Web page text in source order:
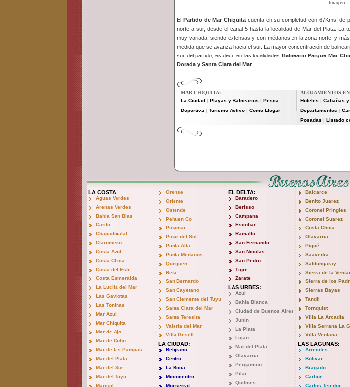
Imagen
El Partido de Mar Chiquita cuenta en su completud con 67Kms. de
norte a sur, desde el canal 5 hasta la localidad de Mar del Plata. La
muy variada, siendo extensas y con médanos en la zona norte, y
medida que se avanza hacia el sur. La mayor concentración de
sur del partido, es decir en las localidades Balneario Parque Mar
Dorada y Santa Clara del Mar
MAR CHIQUITA:
La Ciudad
Playas y Balnearios
Pesca
Deportiva
Turismo Activo Como Llegar
ALOJAMIENTOS
Hoteles
Cabañas
Departamentos
Posadas
Listado
LA COSTA:
Aguas Verdes
Arenas Verdes
Bahia San Blas
Carilo
Chapadmalal
Claromeco
Costa Azul
Costa Chica
Costa del Este
Costa Esmeralda
La Lucila del Mar
Las Gaviotas
Las Toninas
Mar Azul
Mar Chiquita
Mar de Ajo
Mar de Cobo
Mar de las Pampas
Mar del Plata
Mar del Sur
Mar del Tuyu
Marisol
Orense
Oriente
Ostende
Pehuen Co
Pinamar
Pinar del Sol
Punta Alta
Punta Medanos
Quequen
Reta
San Bernardo
San Cayetano
San Clemente del Tuyu
Santa Clara del Mar
Santa Teresita
Valeria del Mar
Villa Gesell
LA CIUDAD:
Belgrano
Centro
La Boca
Microcentro
Monserrat
EL DELTA:
Baradero
Berisso
Campana
Escobar
Ramallo
San Fernando
San Nicolas
San Pedro
Tigre
Zarate
LAS URBES:
Azul
Bahia Blanca
Ciudad de Buenos Aires
Junin
La Plata
Lujan
Mar del Plata
Olavarria
Pergamino
Pilar
Quilmes
Balcarce
Benito Juarez
Coronel Pringles
Coronel Suarez
Costa Chica
Olavarria
Pigüé
Saavedra
Saldungaray
Sierra de la
Sierra de los
Sierras Bayas
Tandil
Tornquist
Villa La Arcadia
Villa Serrana La
Villa Ventana
LAS LAGUNAS:
Arrecifes
Bolivar
Bragado
Carhue
Carlos Tejedor